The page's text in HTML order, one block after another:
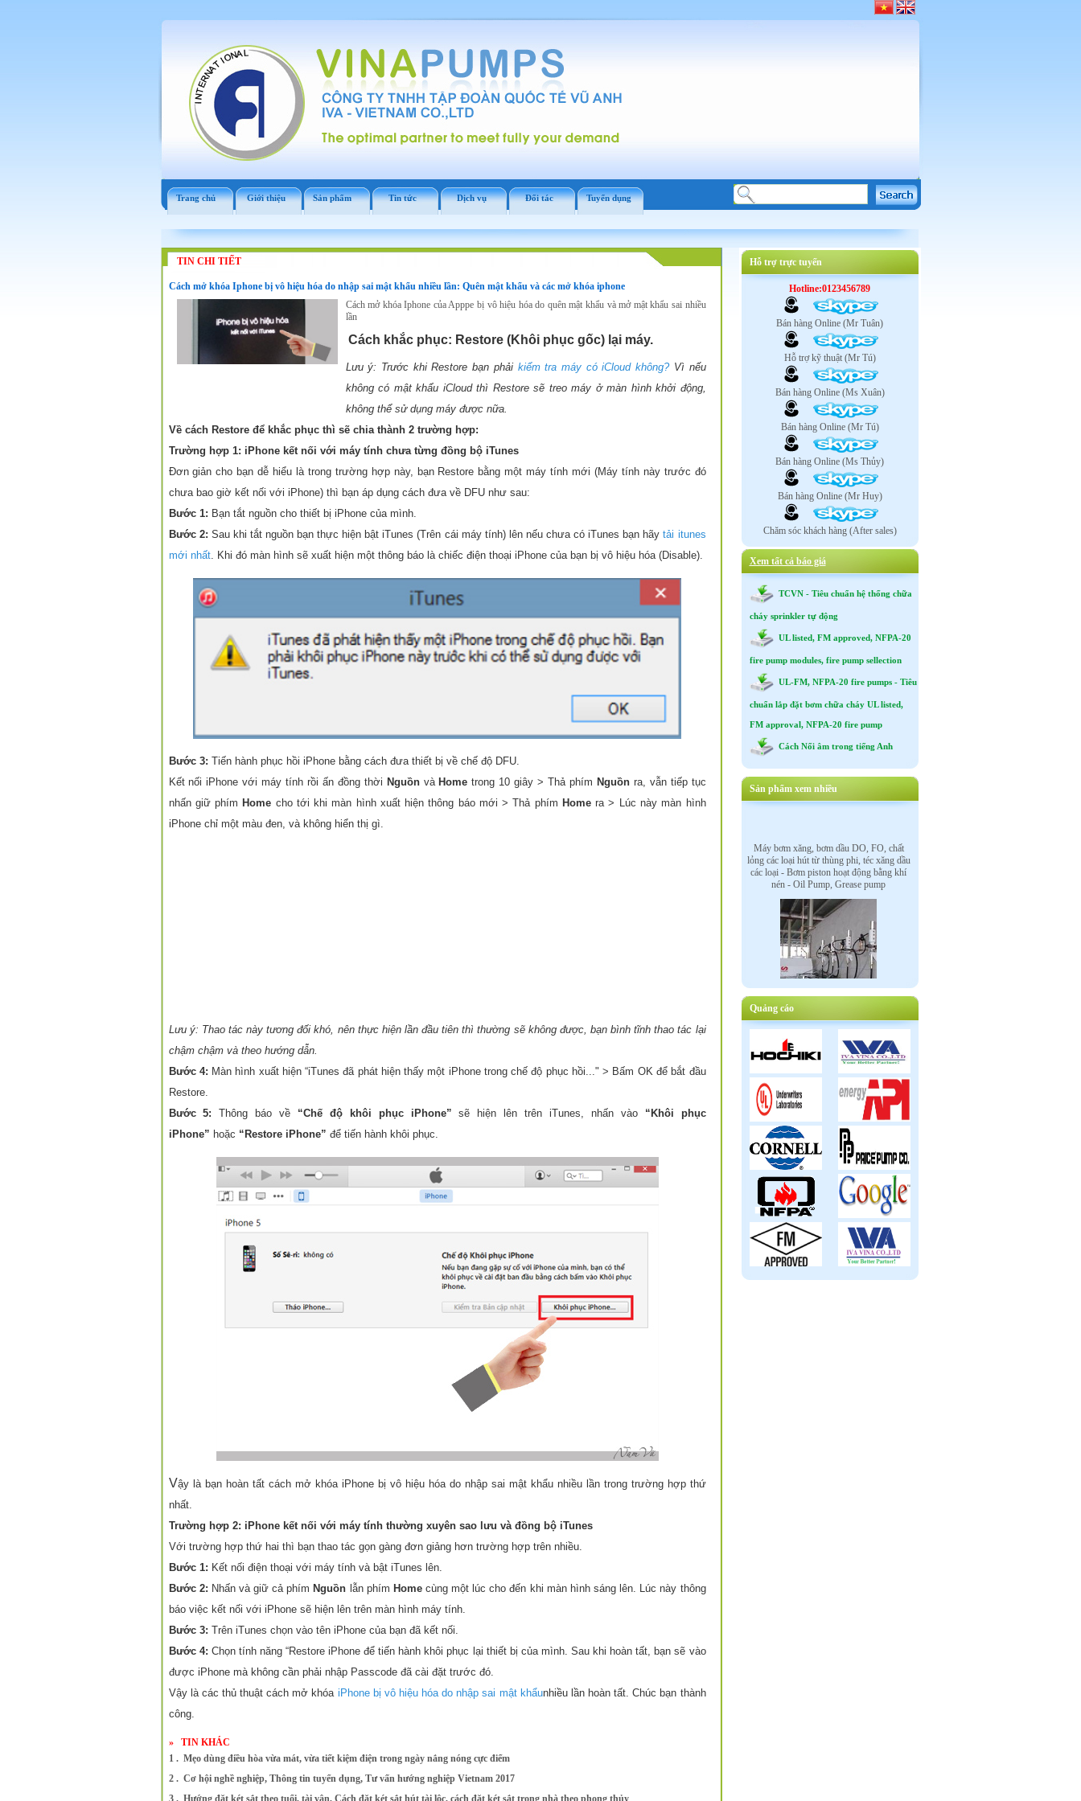
Trang chủ Giới thiệu Sản phẩm Tin tức Dịch vụ Đối tác Tuyển dụng
TIN CHI TIẾT
Cách mở khóa Iphone bị vô hiệu hóa do nhập sai mật khẩu nhiều lần: Quên mật khẩu và các mở khóa iphone
Cách mở khóa Iphone của Apppe bị vô hiệu hóa do quên mật khẩu và mở mật khẩu sai nhiều
lần
Cách khắc phục: Restore (Khôi phục gốc) lại máy.
Lưu ý: Trước khi Restore bạn phải kiểm tra máy có iCloud không?Vì nếu
không có mật khẩu iCloud thì Restore sẽ treo máy ở màn hình khởi động,
không thể sử dụng máy được nữa.
Về cách Restore để khắc phục thì sẽ chia thành 2 trường hợp:
Trường hợp 1: iPhone kết nối với máy tính chưa từng đồng bộ iTunes
Đơn giản cho bạn dễ hiểu là trong trường hợp này, bạn Restore bằng một máy tính mới (Máy tính này trước đó
chưa bao giờ kết nối với iPhone) thì bạn áp dụng cách đưa về DFU như sau:
Bước 1: Bạn tắt nguồn cho thiết bị iPhone của mình.
Bước 2: Sau khi tắt nguồn bạn thực hiện bật iTunes (Trên cái máy tính) lên nếu chưa có iTunes bạn hãytải itunes
mới nhất. Khi đó màn hình sẽ xuất hiện một thông báo là chiếc điện thoại iPhone của bạn bị vô hiệu hóa (Disable).
Bước 3: Tiến hành phục hồi iPhone bằng cách đưa thiết bị về chế độ DFU.
Kết nối iPhone với máy tính rồi ấn đồng thời Nguồnvà Home trong 10 giây > Thả phím Nguồnra, vẫn tiếp tục
nhấn giữ phím Home cho tới khi màn hình xuất hiện thông báo mới > Thả phím Homera > Lúc này màn hình
iPhone chỉ một màu đen, và không hiển thị gì.
Lưu ý: Thao tác này tương đối khó, nên thực hiện lần đầu tiên thì thường sẽ không được, bạn bình tĩnh thao tác lại
chậm chậm và theo hướng dẫn.
Bước 4: Màn hình xuất hiện “iTunes đã phát hiện thấy một iPhone trong chế độ phục hồi..." > Bấm OK để bắt đầu
Restore.
Bước 5: Thông báo về “Chế độ khôi phục iPhone” sẽ hiện lên trên iTunes, nhấn vào “Khôi phục
iPhone” hoặc “Restore iPhone” để tiến hành khôi phục.
Vậy là bạn hoàn tất cách mở khóa iPhone bị vô hiệu hóa do nhập sai mật khẩu nhiều lần trong trường hợp thứ
nhất.
Trường hợp 2: iPhone kết nối với máy tính thường xuyên sao lưu và đồng bộ iTunes
Với trường hợp thứ hai thì bạn thao tác gọn gàng đơn giảng hơn trường hợp trên nhiều.
Bước 1: Kết nối điện thoại với máy tính và bật iTunes lên.
Bước 2: Nhấn và giữ cả phím Nguồn lẫn phím Homecùng một lúc cho đến khi màn hình sáng lên. Lúc này thông
báo việc kết nối với iPhone sẽ hiện lên trên màn hình máy tính.
Bước 3: Trên iTunes chọn vào tên iPhone của bạn đã kết nối.
Bước 4: Chọn tính năng “Restore iPhone để tiến hành khôi phục lại thiết bị của mình. Sau khi hoàn tất, bạn sẽ vào
được iPhone mà không cần phải nhập Passcode đã cài đặt trước đó.
Vậy là các thủ thuật cách mở khóa iPhone bị vô hiệu hóa do nhập sai mật khẩunhiều lần hoàn tất. Chúc bạn thành
công.
» TIN KHÁC
1 . Mẹo dùng điều hòa vừa mát, vừa tiết kiệm điện trong ngày nắng nóng cực điểm
2 . Cơ hội nghề nghiệp, Thông tin tuyển dụng, Tư vấn hướng nghiệp Vietnam 2017
3 . Hướng đặt két sắt theo tuổi, tài vận, Cách đặt két sắt hút tài lộc, cách đặt két sắt trong nhà theo phong thủy
Hỗ trợ trực tuyến
Hotline:0123456789
Bán hàng Online (Mr Tuân)
Hỗ trợ kỹ thuật (Mr Tú)
Bán hàng Online (Ms Xuân)
Bán hàng Online (Mr Tú)
Bán hàng Online (Ms Thủy)
Bán hàng Online (Mr Huy)
Chăm sóc khách hàng (After sales)
Xem tất cả báo giá
TCVN - Tiêu chuẩn hệ thống chữa
cháy sprinkler tự động
UL listed, FM approved, NFPA-20
fire pump modules, fire pump sellection
UL-FM, NFPA-20 fire pumps - Tiêu
chuẩn lắp đặt bơm chữa cháy UL listed,
FM approval, NFPA-20 fire pump
Cách Nối âm trong tiếng Anh
Sản phẩm xem nhiều
lỏng các loại hút từ thùng phi, téc xăng dầu
các loại - Bơm piston hoạt động bằng khí
nén - Oil Pump, Grease pump
Van điều khiển tự động bằng mô tơ điện,
mô tơ khí nén, điện từ : Electric motor
driven valve, phneumatic actuator driven
valve, solenoid valve
Van giảm áp , van điều áp, van điều chỉnh
áp lực, pressure reducing valve, control
Quảng cáo